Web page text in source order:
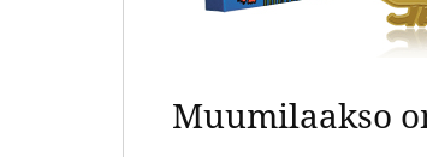
Muumilaakso